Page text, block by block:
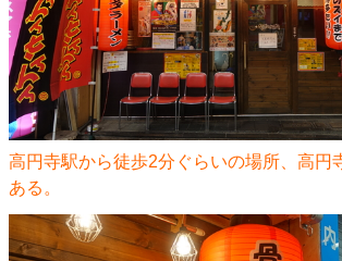
高円寺駅から徒歩2分ぐらいの場所、高円
ある。